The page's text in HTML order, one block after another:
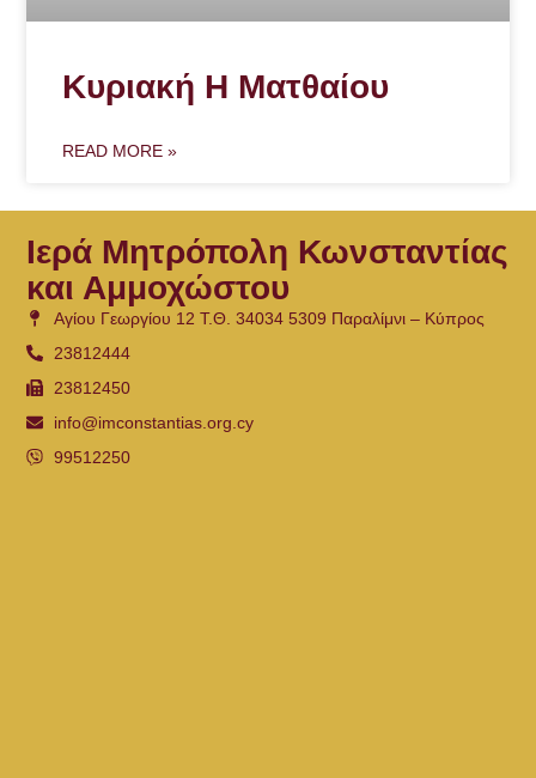
Κυριακή Η Ματθαίου
READ MORE »
Ιερά Μητρόπολη Κωνσταντίας
και Αμμοχώστου
Αγίου Γεωργίου 12 Τ.Θ. 34034 5309 Παραλίμνι – Κύπρος
23812444
23812450
info@imconstantias.org.cy
99512250